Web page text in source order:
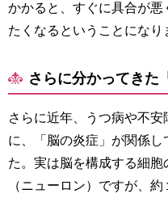
かかると、すぐに具合が
たくなるということになり
さらに分かってきた
さらに近年、うつ病や不
に、「脳の炎症」が関係
た。実は脳を構成する細
（ニューロン）ですが、